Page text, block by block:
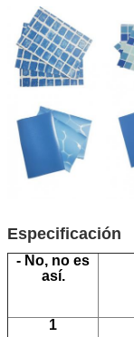
Especificación
- No, no es
así.
1